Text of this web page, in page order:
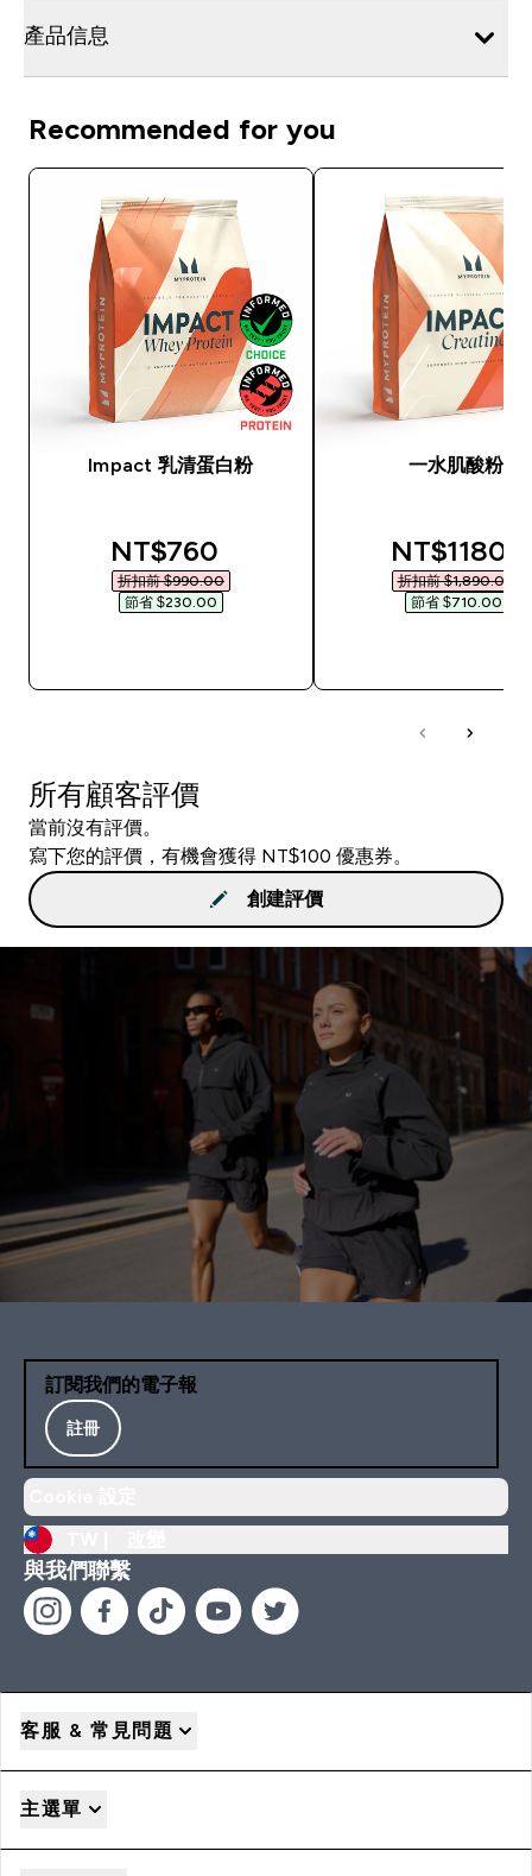
產品信息
Recommended for you
Impact 乳清蛋白粉
discounted price
NT$760‎
折扣前 $990.00‎
節省 $230.00‎
一水肌酸粉
NT$1180‎
折扣前 $1,890.00‎
節省 $710.00‎
所有顧客評價
當前沒有評價。
寫下您的評價，有機會獲得 NT$100 優惠券。
創建評價
訂閱我們的電子報
註冊
與我們聯繫
客服 & 常見問題
主選單